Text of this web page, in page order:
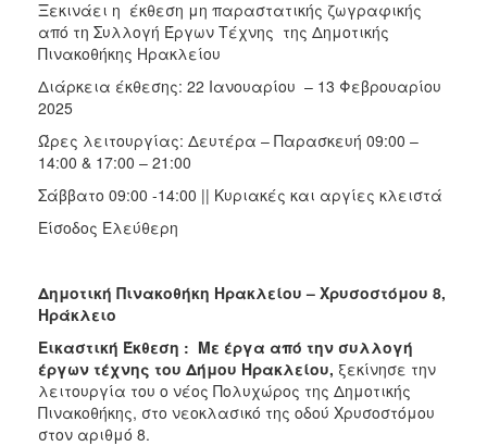
Ξεκινάει η έκθεση μη παραστατικής ζωγραφικής
από τη Συλλογή Έργων Τέχνης της Δημοτικής
Πινακοθήκης Ηρακλείου
Διάρκεια έκθεσης: 22 Ιανουαρίου – 13 Φεβρουαρίου
2025
Ώρες λειτουργίας: Δευτέρα – Παρασκευή 09:00 –
14:00 & 17:00 – 21:00
Σάββατο 09:00 -14:00 || Κυριακές και αργίες κλειστά
Είσοδος Ελεύθερη
Δημοτική Πινακοθήκη Ηρακλείου – Χρυσοστόμου 8,
Ηράκλειο
Εικαστική Έκθεση : Με έργα από την συλλογή
έργων τέχνης του Δήμου Ηρακλείου, ξεκίνησε την
λειτουργία του ο νέος Πολυχώρος της Δημοτικής
Πινακοθήκης, στο νεοκλασικό της οδού Χρυσοστόμου
στον αριθμό 8.